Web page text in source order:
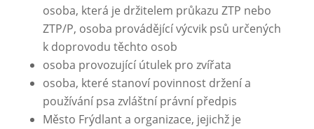
osoba, která je držitelem průkazu ZTP nebo
ZTP/P, osoba provádějící výcvik psů určených
k doprovodu těchto osob
osoba provozující útulek pro zvířata
osoba, které stanoví povinnost držení a
používání psa zvláštní právní předpis
Město Frýdlant a organizace, jejichž je